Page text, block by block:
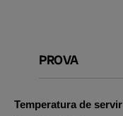
PROVA
Temperatura de servir